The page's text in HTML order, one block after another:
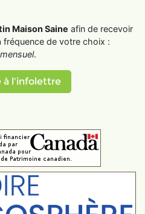
Maison Saine afin de recevoir
fréquence de votre choix :
.
à l'infolettre